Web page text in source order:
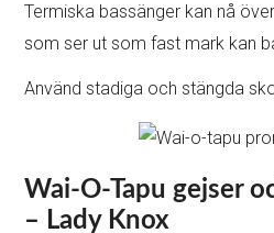
Termiska bassänger kan nå
som ser ut som fast mark kan
Använd stadiga och stängda
Wai-O-Tapu gejser
– Lady Knox